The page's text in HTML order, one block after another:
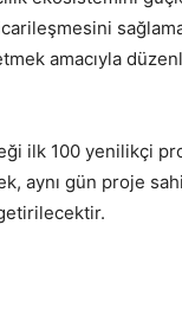
amacıyla
ilk 100 yenilikçi
aynı gün proje